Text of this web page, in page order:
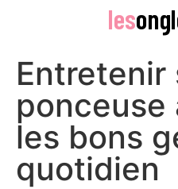
les
Entretenir
ponceuse
les bons
quotidien